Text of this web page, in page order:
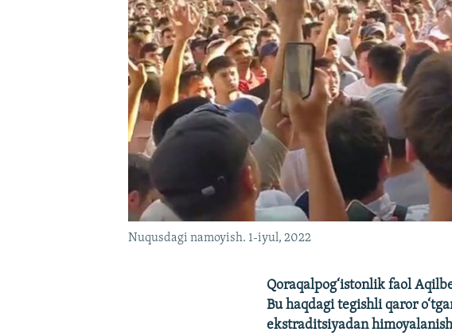
Nuqusdagi namoyish. 1-iyul, 2022
Qoraqalpog‘istonlik faol
Bu haqdagi tegishli qaror
ekstraditsiyadan